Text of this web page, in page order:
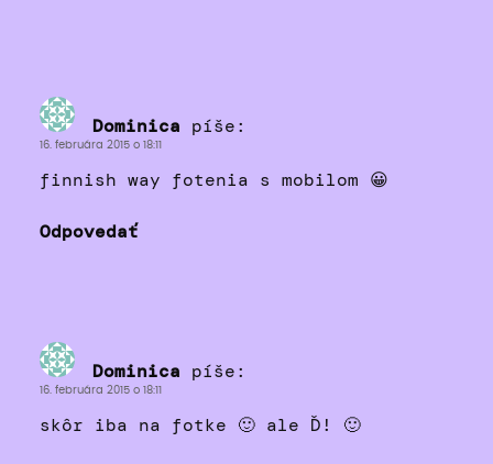
Dominica píše:
16. februára 2015 o 18:11
finnish way fotenia s mobilom 😀
Odpovedať
Dominica píše:
16. februára 2015 o 18:11
skôr iba na fotke 🙂 ale Ď! 🙂